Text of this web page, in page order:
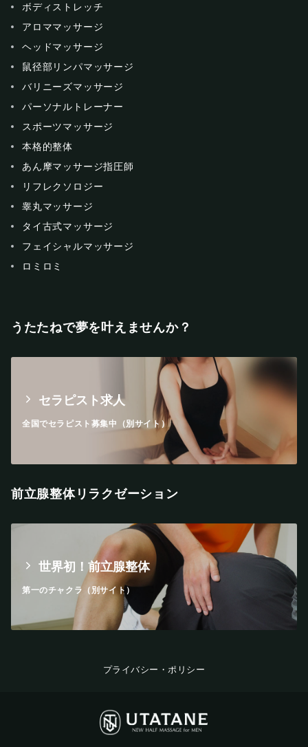
ボディストレッチ
アロママッサージ
ヘッドマッサージ
鼠径部リンパマッサージ
バリニーズマッサージ
パーソナルトレーナー
スポーツマッサージ
本格的整体
あん摩マッサージ指圧師
リフレクソロジー
睾丸マッサージ
タイ古式マッサージ
フェイシャルマッサージ
ロミロミ
うたたねで夢を叶えませんか？
セラピスト求人
全国でセラピスト募集中（別サイト）
前立腺整体リラクゼーション
世界初！前立腺整体
第一のチャクラ（別サイト）
プライバシー・ポリシー